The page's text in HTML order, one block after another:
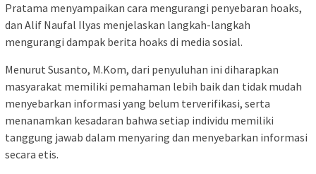
Pratama menyampaikan cara mengurangi penyebaran hoaks,
dan Alif Naufal Ilyas menjelaskan langkah-langkah
mengurangi dampak berita hoaks di media sosial.
Menurut Susanto, M.Kom, dari penyuluhan ini diharapkan
masyarakat memiliki pemahaman lebih baik dan tidak mudah
menyebarkan informasi yang belum terverifikasi, serta
menanamkan kesadaran bahwa setiap individu memiliki
tanggung jawab dalam menyaring dan menyebarkan informasi
secara etis.